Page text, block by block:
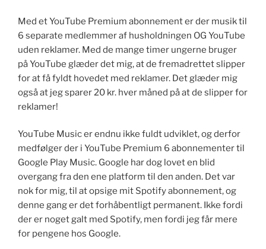
Med et YouTube Premium abonnement er der musik til
6 separate medlemmer af husholdningen OG YouTube
uden reklamer. Med de mange timer ungerne bruger
på YouTube glæder det mig, at de fremadrettet slipper
for at få fyldt hovedet med reklamer. Det glæder mig
også at jeg sparer 20 kr. hver måned på at de slipper for
reklamer!
YouTube Music er endnu ikke fuldt udviklet, og derfor
medfølger der i YouTube Premium 6 abonnementer til
Google Play Music. Google har dog lovet en blid
overgang fra den ene platform til den anden. Det var
nok for mig, til at opsige mit Spotify abonnement, og
denne gang er det forhåbentligt permanent. Ikke fordi
der er noget galt med Spotify, men fordi jeg får mere
for pengene hos Google.